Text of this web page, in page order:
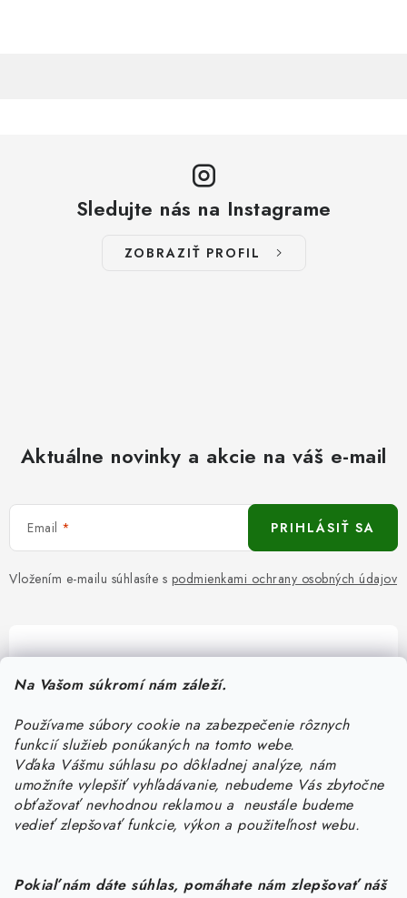
Na Vašom súkromí nám záleží.
Používame súbory cookie na zabezpečenie rôznych
funkcií služieb ponúkaných na tomto webe.
Vďaka Vášmu súhlasu po dôkladnej analýze, nám
umožníte vylepšiť vyhľadávanie, nebudeme Vás zbytočne
obťažovať nevhodnou reklamou a neustále budeme
vedieť zlepšovať funkcie, výkon a použiteľnost webu.
Pokiaľ nám dáte súhlas, pomáhate nám zlepšovať náš
Sledujte nás na Instagrame
ZOBRAZIŤ PROFIL
Aktuálne novinky a akcie na váš e-mail
Email
Vložením e-mailu súhlasíte s podmienkami ochrany osobných údajov
PRIHLÁSIŤ SA
Pomôžeme vám s výberom
Potrebujete s niečím poradiť? Sme tu pre vás!
objednavky@kurin.sk
0950456469